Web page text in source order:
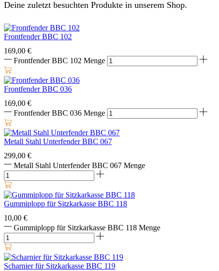
Deine zuletzt besuchten Produkte in unserem Shop.
Frontfender BBC 102
169,00 €
Frontfender BBC 102 Menge
Frontfender BBC 036
169,00 €
Frontfender BBC 036 Menge
Metall Stahl Unterfender BBC 067
299,00 €
Metall Stahl Unterfender BBC 067 Menge
Gummiplopp für Sitzkarkasse BBC 118
10,00 €
Gummiplopp für Sitzkarkasse BBC 118 Menge
Scharnier für Sitzkarkasse BBC 119